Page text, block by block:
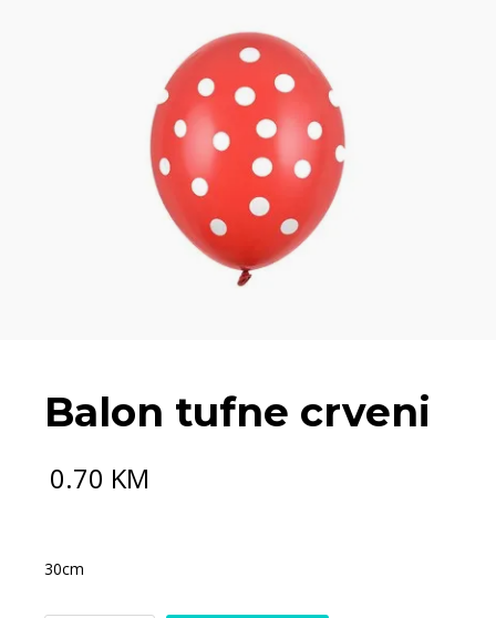
Balon tufne crveni
0.70 KM
30cm